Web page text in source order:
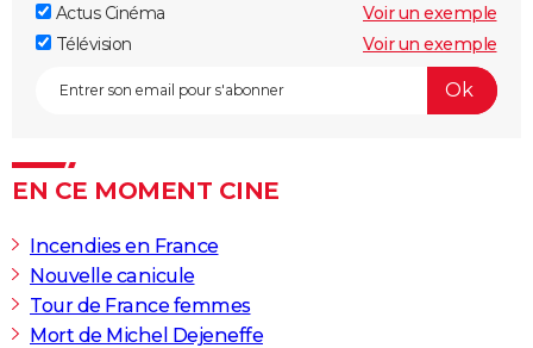
Actus Cinéma
Voir un exemple
Télévision
Voir un exemple
EN CE MOMENT CINE
Incendies en France
Nouvelle canicule
Tour de France femmes
Mort de Michel Dejeneffe